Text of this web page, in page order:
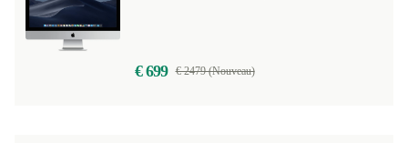
€ 699 € 2479 (Nouveau)